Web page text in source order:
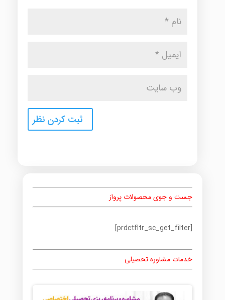
جست و جوی محصولات پرواز
[prdctfltr_sc_get_filter]
خدمات مشاوره تحصیلی